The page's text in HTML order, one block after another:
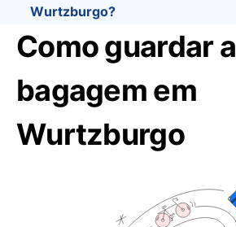
Wurtzburgo?
Como guardar a
bagagem em
Wurtzburgo